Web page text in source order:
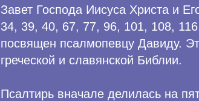
Завет Господа Иисуса Христа и
34, 39, 40, 67, 77, 96, 101, 108,
посвящен псалмопевцу Давиду.
греческой и славянской Библии.
Псалтирь вначале делилась на